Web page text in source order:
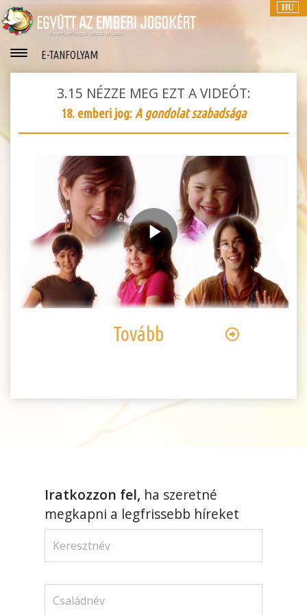
HU
E-TANFOLYAM
3.15 NÉZZE MEG EZT A VIDEÓT:
18. emberi jog:A gondolat szabadsága
Play
Video
Tovább
Iratkozzon fel, ha szeretné
megkapni a legfrissebb híreket